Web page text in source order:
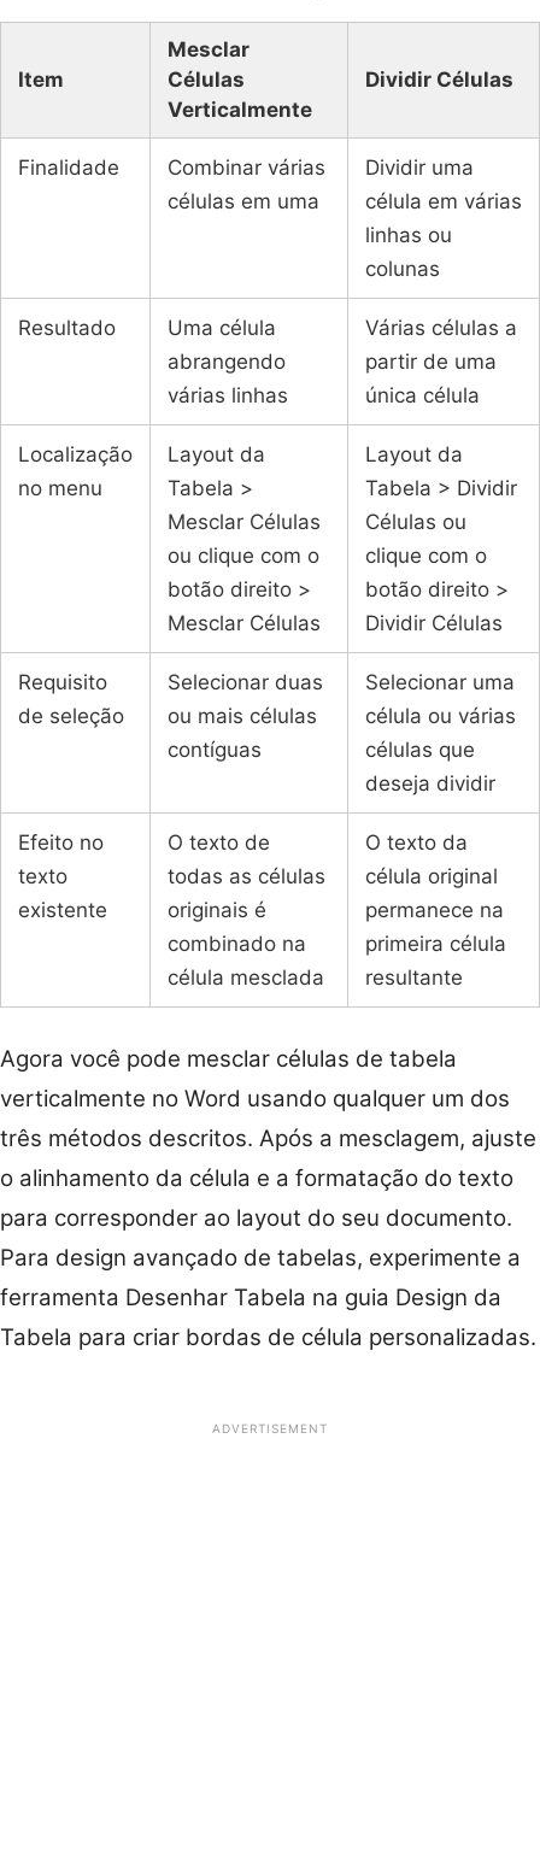
Item
Mesclar
Células
Verticalmente
Dividir Células
Finalidade
Combinar várias
células em uma
Dividir uma
célula em várias
linhas ou
colunas
Resultado
Uma célula
abrangendo
várias linhas
Várias células a
partir de uma
única célula
Localização
no menu
Layout da
Tabela >
Mesclar Células
ou clique com o
botão direito >
Mesclar Células
Layout da
Tabela > Dividir
Células ou
clique com o
botão direito >
Dividir Células
Requisito
de seleção
Selecionar duas
ou mais células
contíguas
Selecionar uma
célula ou várias
células que
deseja dividir
Efeito no
texto
existente
O texto de
todas as células
originais é
combinado na
célula mesclada
O texto da
célula original
permanece na
primeira célula
resultante
Agora você pode mesclar células de tabela
verticalmente no Word usando qualquer um dos
três métodos descritos. Após a mesclagem, ajuste
o alinhamento da célula e a formatação do texto
para corresponder ao layout do seu documento.
Para design avançado de tabelas, experimente a
ferramenta Desenhar Tabela na guia Design da
Tabela para criar bordas de célula personalizadas.
ADVERTISEMENT